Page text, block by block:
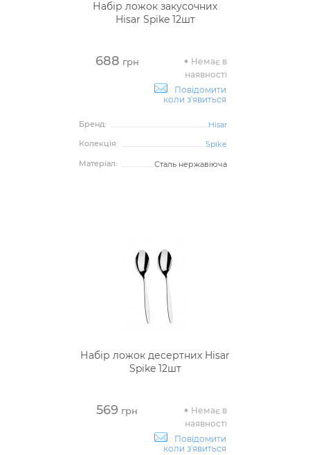
Набір ложок закусочних
Hisar Spike 12шт
688 грн
Немає в
наявності
Повідомити
коли з'явиться
Бренд:
Hisar
Колекція:
Spike
Матеріал:
Сталь нержавіюча
Набір ложок десертних Hisar
Spike 12шт
569 грн
Немає в
наявності
Повідомити
коли з'явиться